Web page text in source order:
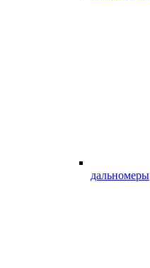
дальномеры